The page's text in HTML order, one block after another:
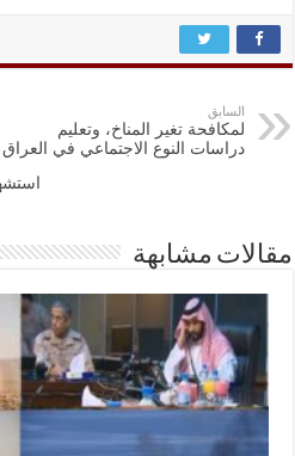
السابق
لمكافحة تغير المناخ، وتعليم
دراسات النوع الاجتماعي في العراق
مقالات مشابهة